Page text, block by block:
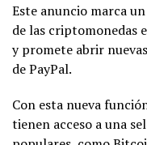
Este anuncio marca
de las criptomonedas
y promete abrir
de PayPal.
Con esta nueva
tienen acceso a una